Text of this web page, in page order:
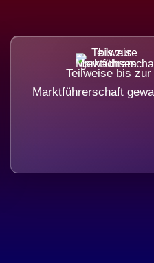
Teilweise bis zur
Marktführerschaft